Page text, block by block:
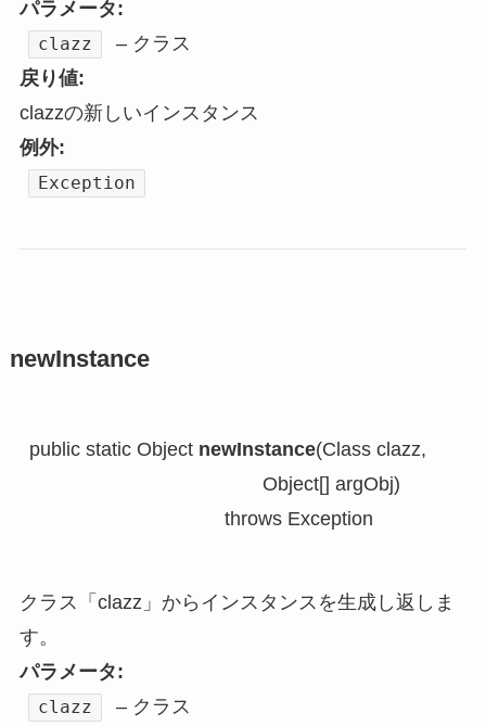
パラメータ:
clazz
– クラス
戻り値:
clazzの新しいインスタンス
例外:
Exception
newInstance
public static Object newInstance(Class clazz,
                                           Object[] argObj)
                                    throws Exception
クラス「clazz」からインスタンスを生成し返しま
す。
パラメータ:
clazz – クラス